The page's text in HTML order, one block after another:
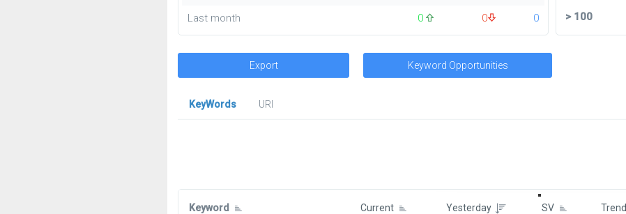
Last month
0 0 0 >100
Export Keyword Opportunities
KeyWords
URl
Keyword Current Yesterday SV Trend